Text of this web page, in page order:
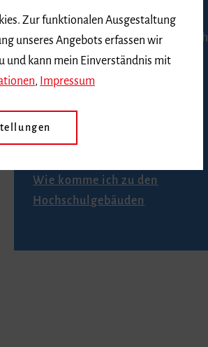
An der Abendkasse ist ausschließlich
Barzahlung möglich.
Anfahrt
Wie komme ich zu den
Hochschulgebäuden
Zur funktionalen Ausgestaltung
unseres Angebots erfassen wir
und kann mein Einverständnis mit
, Impressum